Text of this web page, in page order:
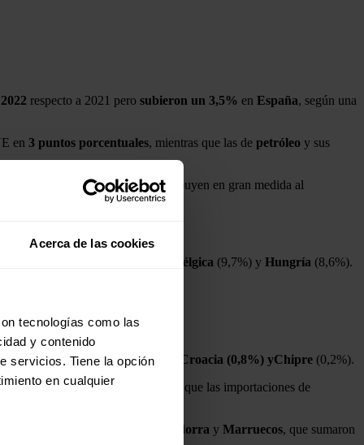
Acerca de las cookies
tecnologías como las
y contenido
servicios. Tiene la opción
en cualquier
respecto a 2021 pero subieron un 3,5% en España, según una
en 3 puntos porcentuales, mientras que las de petróleo y sus
del uso de la energía "contribuyen en gran medida al
Bélgica (9,7%) y Hungría (8,6%).
**(3,3%),**Chequia **(2,2%),
Croacia (0,8%) yChipre (0,2%).
aumento de los valores mientras que las importaciones de
Francia, Portugal, Andorra y Marruecos, que sumaron